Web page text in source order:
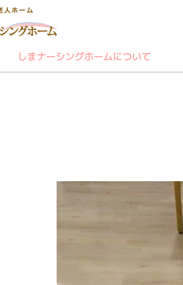
しまナーシングホームについて